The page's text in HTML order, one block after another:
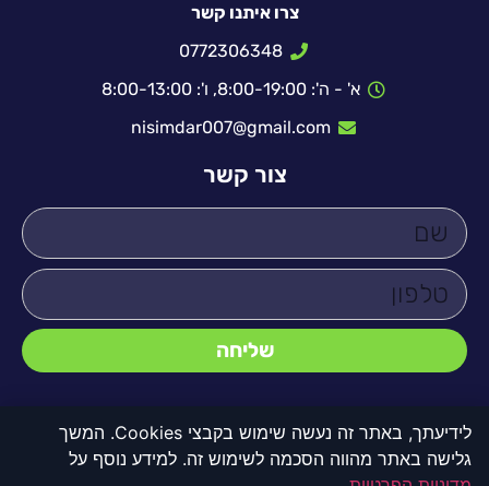
לידיעתך, באתר זה נעשה שימוש בקבצי Cookies. המשך
גלישה באתר מהווה הסכמה לשימוש זה. למידע נוסף על
צרו איתנו קשר
0772306348
א' - ה': 8:00-19:00, ו': 8:00-13:00
nisimdar007@gmail.com
צור קשר
שליחה
© כל הזכויות שמורות לדקו 2000